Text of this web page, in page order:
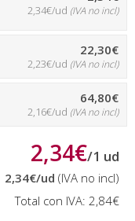
2,34€/ud (IVA no incl)
22,30€
2,23€/ud (IVA no incl)
64,80€
2,16€/ud (IVA no incl)
2,34€/1 ud
2,34€/ud (IVA no incl)
Total con IVA: 2,84€